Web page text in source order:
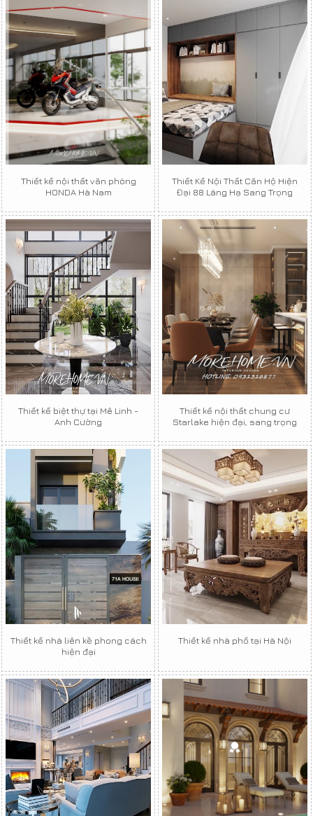
Thiết kế nội thất văn phòng
HONDA Hà Nam
Thiết Kế Nội Thất Căn Hộ Hiện
Đại 88 Láng Hạ Sang Trọng
Thiết kế biệt thự tại Mê Linh -
Anh Cường
Thiết kế nội thất chung cư
Starlake hiện đại, sang trọng
Thiết kế nhà liên kề phong cách
hiện đại
Thiết kế nhà phố tại Hà Nội